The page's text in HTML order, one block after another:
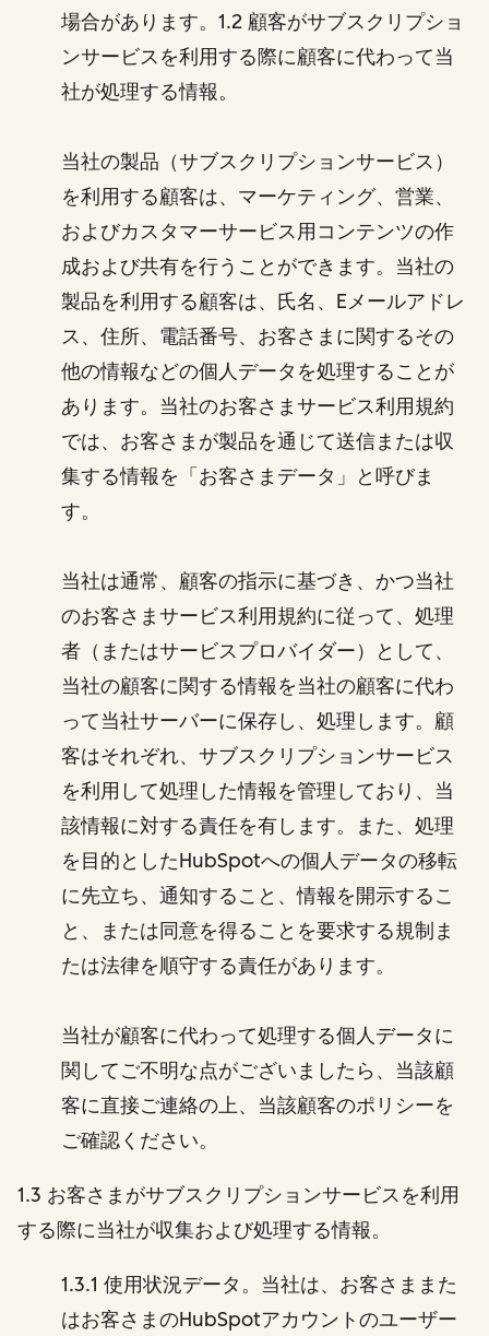
場合があります。1.2 顧客がサブスクリプショ
ンサービスを利用する際に顧客に代わって当
社が処理する情報。
当社の製品（サブスクリプションサービス）
を利用する顧客は、マーケティング、営業、
およびカスタマーサービス用コンテンツの作
成および共有を行うことができます。当社の
製品を利用する顧客は、氏名、Eメールアドレ
ス、住所、電話番号、お客さまに関するその
他の情報などの個人データを処理することが
あります。当社のお客さまサービス利用規約
では、お客さまが製品を通じて送信または収
集する情報を「お客さまデータ」と呼びま
す。
当社は通常、顧客の指示に基づき、かつ当社
のお客さまサービス利用規約に従って、処理
者（またはサービスプロバイダー）として、
当社の顧客に関する情報を当社の顧客に代わ
って当社サーバーに保存し、処理します。顧
客はそれぞれ、サブスクリプションサービス
を利用して処理した情報を管理しており、当
該情報に対する責任を有します。また、処理
を目的としたHubSpotへの個人データの移転
に先立ち、通知すること、情報を開示するこ
と、または同意を得ることを要求する規制ま
たは法律を順守する責任があります。
当社が顧客に代わって処理する個人データに
関してご不明な点がございましたら、当該顧
客に直接ご連絡の上、当該顧客のポリシーを
ご確認ください。
1.3 お客さまがサブスクリプションサービスを利用
する際に当社が収集および処理する情報。
1.3.1 使用状況データ。当社は、お客さままた
はお客さまのHubSpotアカウントのユーザー